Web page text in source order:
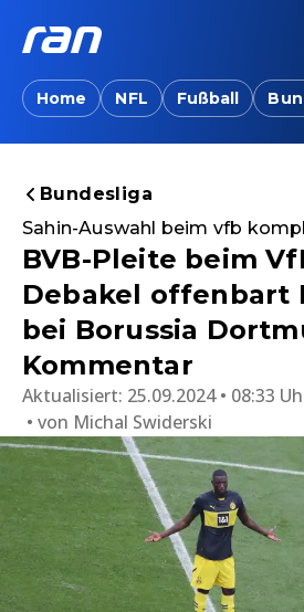
Home NFL Fußball
Bundesliga
Sahin-Auswahl beim vfb
BVB-Pleite beim
Debakel offenbart
bei Borussia
Kommentar
Aktualisiert: 25.09.2024 • 08:33
von Michal Swiderski